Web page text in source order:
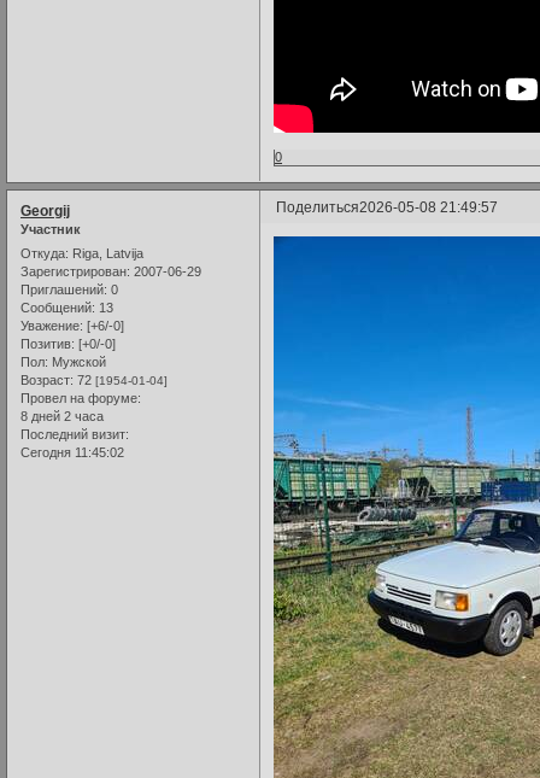
0
Поделиться2026-05-08 21:49:57
Georgij
Участник
Откуда: Riga, Latvija
Зарегистрирован: 2007-06-29
Приглашений: 0
Сообщений: 13
Уважение: [+6/-0]
Позитив: [+0/-0]
Пол: Мужской
Возраст: 72 [1954-01-04]
Провел на форуме:
8 дней 2 часа
Последний визит:
Сегодня 11:45:02